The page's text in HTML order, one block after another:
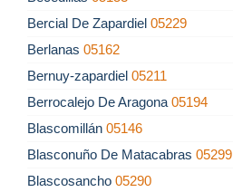
Bercial De Zapardiel 05229
Berlanas 05162
Bernuy-zapardiel 05211
Berrocalejo De Aragona 05194
Blascomillán 05146
Blasconuño De Matacabras 05299
Blascosancho 05290